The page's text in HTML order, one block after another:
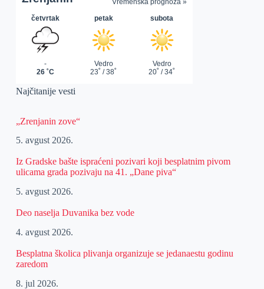
Najčitanije vesti
„Zrenjanin zove“
5. avgust 2026.
Iz Gradske bašte ispraćeni pozivari koji besplatnim pivom
ulicama grada pozivaju na 41. „Dane piva“
5. avgust 2026.
Deo naselja Duvanika bez vode
4. avgust 2026.
Besplatna školica plivanja organizuje se jedanaestu godinu
zaredom
8. jul 2026.